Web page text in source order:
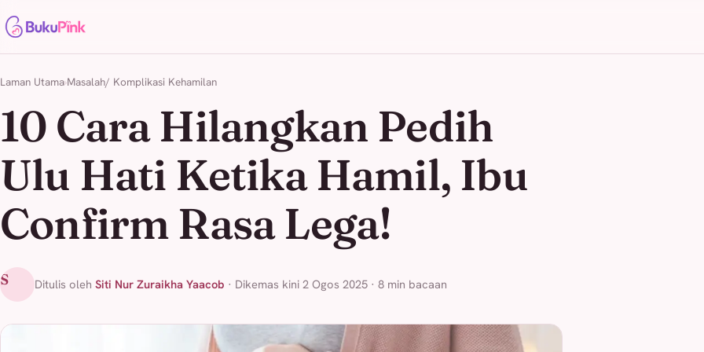
Laman Utama Masalah/ Komplikasi Kehamilan
10 Cara Hilangkan Pedih
Ulu Hati Ketika Hamil, Ibu
Confirm Rasa Lega!
S Ditulis oleh Siti Nur Zuraikha Yaacob · Dikemas kini 2 Ogos 2025 · 8 min bacaan